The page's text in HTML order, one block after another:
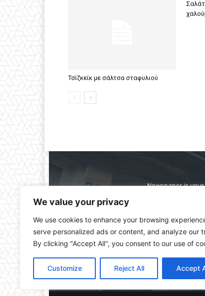
We value your privacy
We use cookies to enhance your browsing
serve personalized ads or content, and analyze our
By clicking "Accept All", you consent to our use of
Customize Reject All Accept
Τσίζκεϊκ με σάλτσα σταφυλιού
Newspaper is
straight from